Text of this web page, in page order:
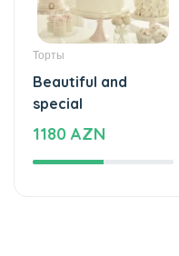
Торты
Beautiful and
special
1180 AZN